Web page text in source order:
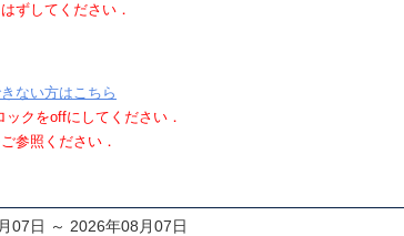
ずしてください．
ない方はこちら
クをoffにしてください．
参照ください．
07日 ～ 2026年08月07日